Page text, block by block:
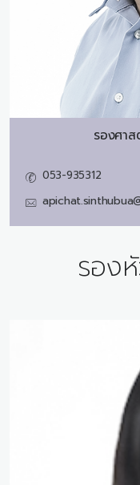
รองศาส
053-935312
รอง